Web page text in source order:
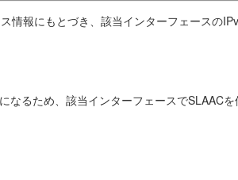
報にもとづき、該当インターフェースの
るため、該当インターフェースでSLAAC